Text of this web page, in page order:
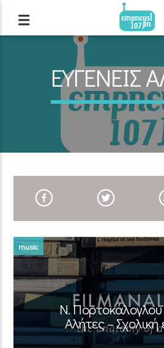
ΕΥΓΕΝΕΙΣ
music
Ν. Πορτοκάλογλου
Αλήτες –